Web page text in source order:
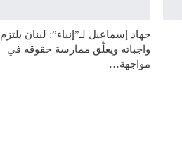
جهاد إسماعيل لـ”إنباء”: لبنان يلتزم
واجباته ويعلّق ممارسة حقوقه في
مواجهة…